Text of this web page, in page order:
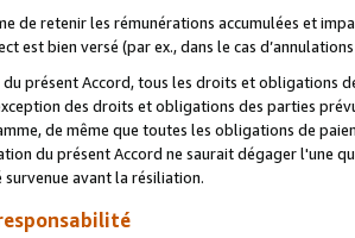
de retenir les rémunérations accumulées et
est bien versé (par ex., dans le cas
présent Accord, tous les droits et obligations
des droits et obligations des parties
de même que toutes les obligations de
du présent Accord ne saurait dégager l'une
avant la résiliation.